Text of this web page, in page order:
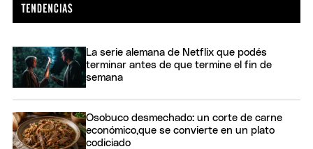
La serie alemana de Netflix que podés
terminar antes de que termine el fin de
semana
Osobuco desmechado: un corte de carne
económico,que se convierte en un plato
codiciado